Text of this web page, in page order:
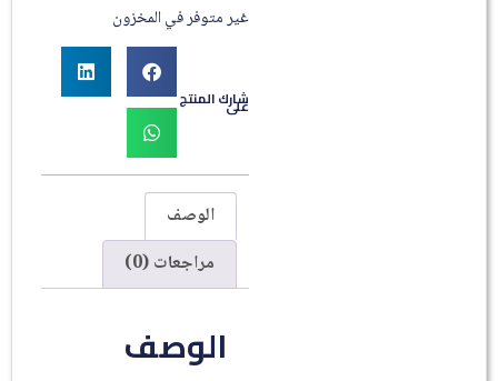
غير متوفر في المخزون
شارك المنتج
على
الوصف
مراجعات (0)
الوصف